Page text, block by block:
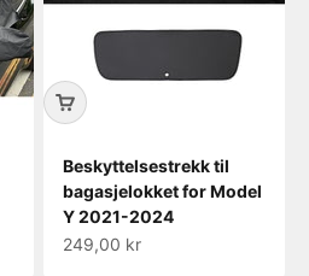
Beskyttelsestrekk til
bagasjelokket for Model
Y 2021-2024
Salgspris
249,00 kr